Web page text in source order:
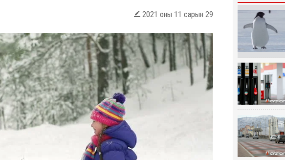
 2021 оны 11 сарын 29